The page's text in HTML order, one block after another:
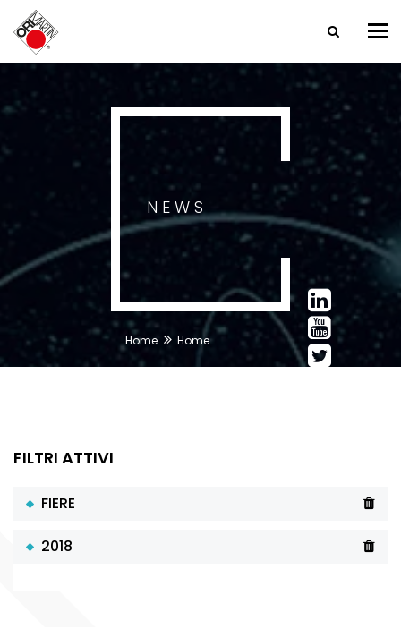
NEWS
Home Home
FILTRI ATTIVI
FIERE
2018